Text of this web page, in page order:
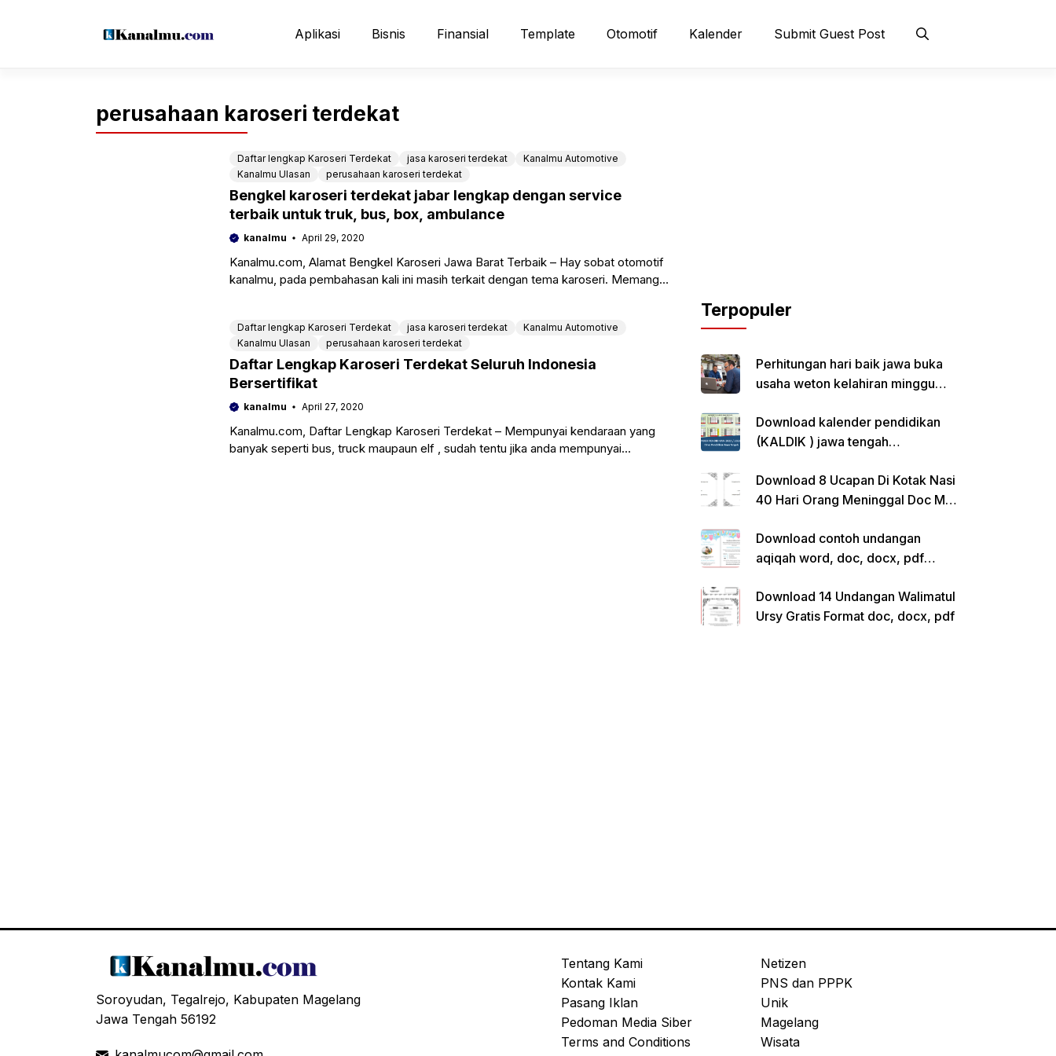
Aplikasi Bisnis Finansial Template Otomotif Kalender Submit Guest Post
perusahaan karoseri terdekat
Daftar lengkap Karoseri Terdekat jasa karoseri terdekat
Kanalmu Automotive
Kanalmu Ulasan
perusahaan karoseri terdekat
Bengkel karoseri terdekat jabar lengkap dengan service
terbaik untuk truk, bus, box, ambulance
kanalmu April 29, 2020
Kanalmu.com, Alamat Bengkel Karoseri Jawa Barat Terbaik – Hay sobat otomotif
kanalmu, pada pembahasan kali ini masih terkait dengan tema karoseri. Memang
Daftar lengkap Karoseri Terdekat jasa karoseri terdekat
Kanalmu Automotive
Kanalmu Ulasan
perusahaan karoseri terdekat
Daftar Lengkap Karoseri Terdekat Seluruh Indonesia
Bersertifikat
kanalmu April 27, 2020
Kanalmu.com, Daftar Lengkap Karoseri Terdekat – Mempunyai kendaraan yang
banyak seperti bus, truck maupaun elf , sudah tentu jika anda mempunyai
Terpopuler
Perhitungan hari baik jawa buka
usaha weton kelahiran minggu
Download kalender pendidikan
(KALDIK ) jawa tengah
Download 8 Ucapan Di Kotak Nasi
40 Hari Orang Meninggal Doc Ms.
Download contoh undangan
aqiqah word, doc, docx, pdf
Download 14 Undangan Walimatul
Ursy Gratis Format doc, docx, pdf
Soroyudan, Tegalrejo, Kabupaten Magelang
Jawa Tengah 56192
Tentang Kami
Kontak Kami
Pasang Iklan
Pedoman Media Siber
Terms and Conditions
Netizen
PNS dan PPPK
Unik
Magelang
Wisata